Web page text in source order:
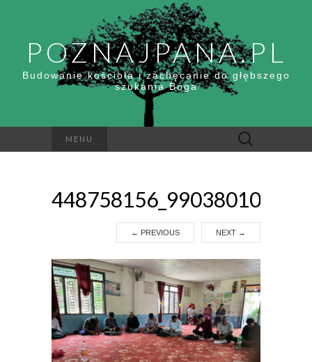
POZNAJPANA.PL
Budowanie kościoła i zachęcanie do głębszego
szukania Boga
MENU Szukaj:
← PREVIOUS NEXT →